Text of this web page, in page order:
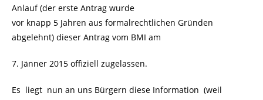
Anlauf (der erste Antrag wurde
vor knapp 5 Jahren aus formalrechtlichen Gründen
abgelehnt) dieser Antrag vom BMI am
7. Jänner 2015 offiziell zugelassen.
Es liegt nun an uns Bürgern diese Information (weil